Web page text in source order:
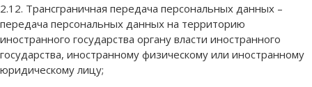
2.12. Трансграничная передача персональных данных –
передача персональных данных на территорию
иностранного государства органу власти иностранного
государства, иностранному физическому или иностранному
юридическому лицу;